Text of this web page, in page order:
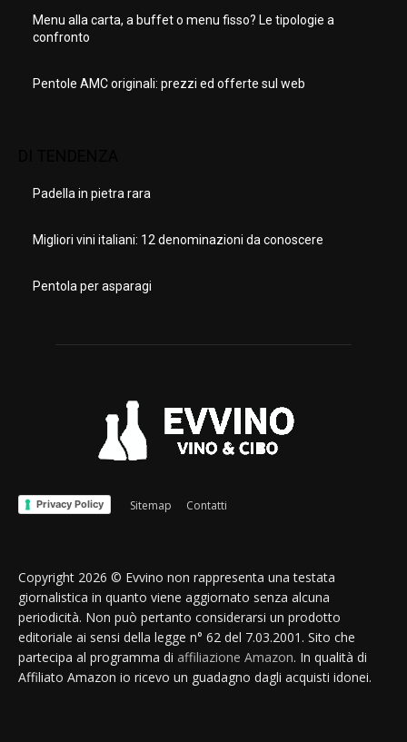
Menu alla carta, a buffet o menu fisso? Le tipologie a
confronto
Pentole AMC originali: prezzi ed offerte sul web
Padella in pietra rara
Migliori vini italiani: 12 denominazioni da conoscere
Pentola per asparagi
Privacy Policy Sitemap Contatti
Copyright 2026 © Evvino non rappresenta una testata
giornalistica in quanto viene aggiornato senza alcuna
periodicità. Non può pertanto considerarsi un prodotto
editoriale ai sensi della legge n° 62 del 7.03.2001. Sito che
partecipa al programma di affiliazione Amazon. In qualità di
Affiliato Amazon io ricevo un guadagno dagli acquisti idonei.